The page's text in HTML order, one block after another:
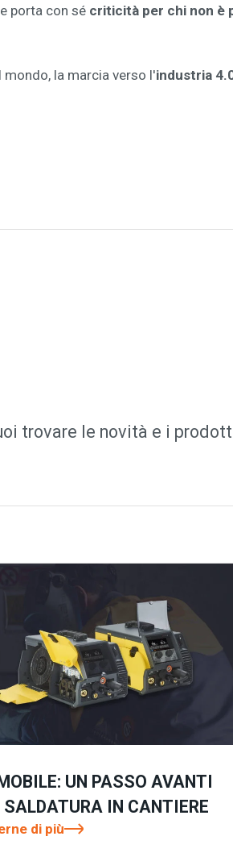
porta con sé criticità per chi non è
la marcia verso l'industria
trovare le novità e i
UN PASSO AVANTI
SALDATURA IN CANTIERE
di più